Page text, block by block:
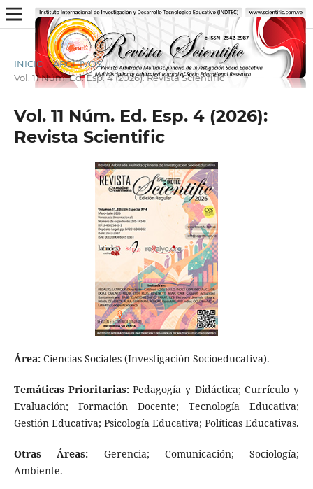
INICIO / ARCHIVOS /
Vol. 11 Núm. Ed. Esp. 4 (2026): Revista Scientific
Vol. 11 Núm. Ed. Esp. 4 (2026):
Revista Scientific
Área: Ciencias Sociales (Investigación Socioeducativa).
Temáticas Prioritarias:Pedagogía y Didáctica; Currículo y
Evaluación; Formación Docente; Tecnología Educativa;
Gestión Educativa; Psicología Educativa; Políticas Educativas.
Otras Áreas: Gerencia; Comunicación; Sociología;
Ambiente.